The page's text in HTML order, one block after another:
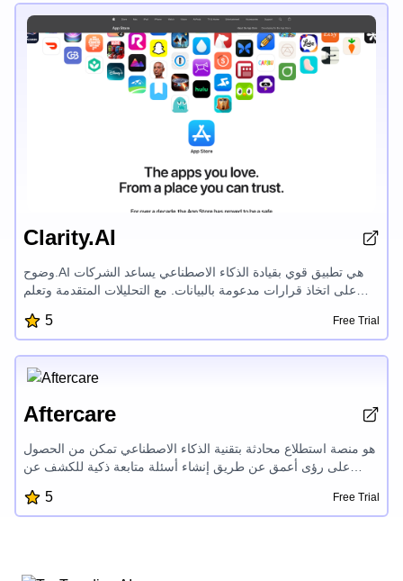
Clarity.AI
وضوح.AI هي تطبيق قوي بقيادة الذكاء الاصطناعي يساعد الشركات
على اتخاذ قرارات مدعومة بالبيانات. مع التحليلات المتقدمة وتعلم
والكفاءة التشغيلية. يوفر لوحة القيادة المرنة تقارير وتصويرات بيانية
مخصصة ، مما يمكّن المستخدمين من الكشف عن الفرص الكامنة
واتخاذ خيارات مستنيرة واستراتيجية. تتكامل وضوح.AI بسلاسة مع
مصادر البيانات المختلفة ، مما يوفر رؤية شاملة لأداء المنظمة. يجعل
5 Free Trial
Aftercare
هو منصة استطلاع محادثة بتقنية الذكاء الاصطناعي تمكن من الحصول
على رؤى أعمق عن طريق إنشاء أسئلة متابعة ذكية للكشف عن
وتصنيف استجابات الذكاء الاصطناعي ورؤية موحدة للأسئلة والمتابعات
المتعلقة بالموضوع، مما يمنحهم السيطرة الكاملة والفهم لبيانات
5 Free Trial